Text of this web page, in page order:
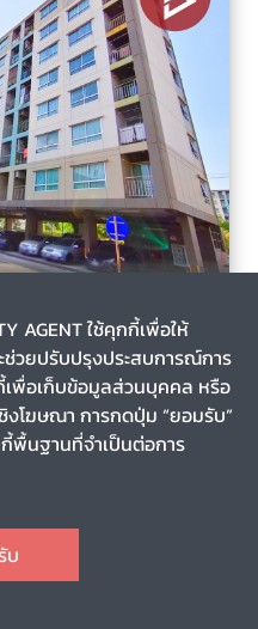
ษ์-บางแวก (Lumpini Ville
พมหานคร
22.62
AGENT ใช้คุกกี้เพื่อให้
ช่วยปรับปรุงประสบการณ์การ
เพื่อเก็บข้อมูลส่วนบุคคล หรือ
งโฆษณา การกดปุ่ม “ยอมรับ”
พื้นฐานที่จำเป็นต่อการ
บ